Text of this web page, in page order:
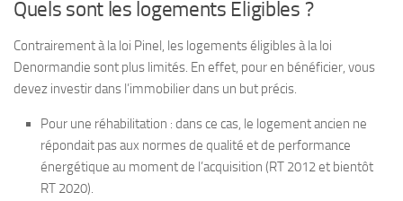
Quels sont les logements Éligibles ?
Contrairement à la loi Pinel, les logements éligibles à la loi
Denormandie sont plus limités. En effet, pour en bénéficier, vous
devez investir dans l’immobilier dans un but précis.
Pour une réhabilitation : dans ce cas, le logement ancien ne
répondait pas aux normes de qualité et de performance
énergétique au moment de l’acquisition (RT 2012 et bientôt
RT 2020).